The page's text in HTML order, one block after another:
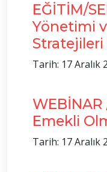
EĞİTİM/
Yönetimi
Tarih: 17 Aralık
WEBİNAR
Emekli
Tarih: 17 Aralık